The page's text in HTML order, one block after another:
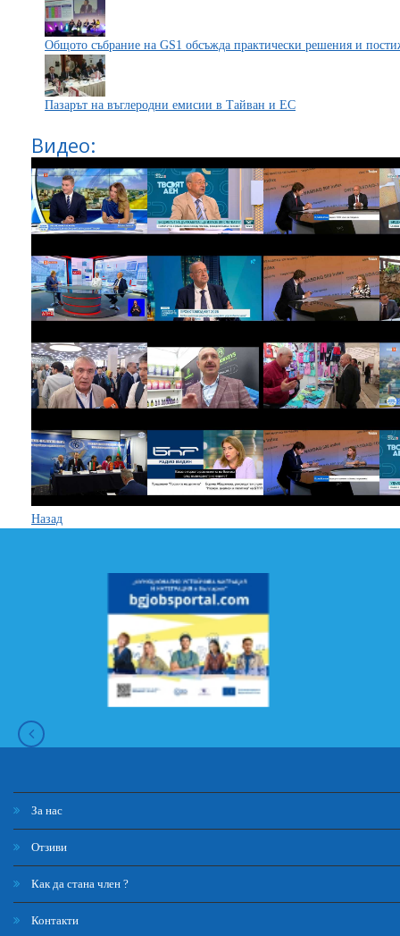
Общото събрание на GS1 обсъжда практически решения и
Пазарът на въглеродни емисии в Тайван и ЕС
Видео:
Назад
За нас
Отзиви
Как да стана член ?
Контакти